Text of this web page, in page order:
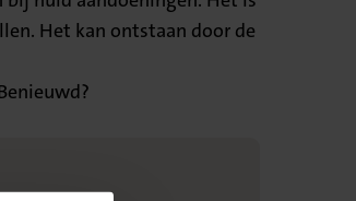
Het kan ontstaan door de